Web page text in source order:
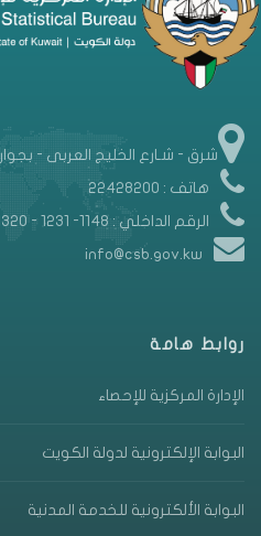
شرق - شـارع الخليج العربى -
هاتف : 22428200
الرقم الداخلي : 1148- 1231 - 1320
info@csb.gov.kw
روابط هامة
الإدارة المركزية للإحصاء
البوابة الإلكترونية لدولة الكويت
البوابة الألكترونية للخدمة المدنية